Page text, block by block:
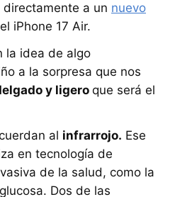
directamente a un nuevo
iPhone 17 Air.
la idea de algo
a la sorpresa que nos
y ligero que será el
al infrarrojo. Ese
en tecnología de
de la salud, como la
Dos de las